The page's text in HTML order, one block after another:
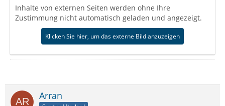
Inhalte von externen Seiten werden ohne Ihre
Zustimmung nicht automatisch geladen und angezeigt.
Klicken Sie hier, um das externe Bild anzuzeigen
Arran